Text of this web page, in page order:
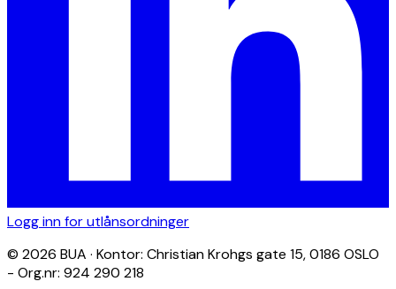
Logg inn for utlånsordninger
© 2026 BUA · Kontor: Christian Krohgs gate 15, 0186 OSLO
- Org.nr: 924 290 218